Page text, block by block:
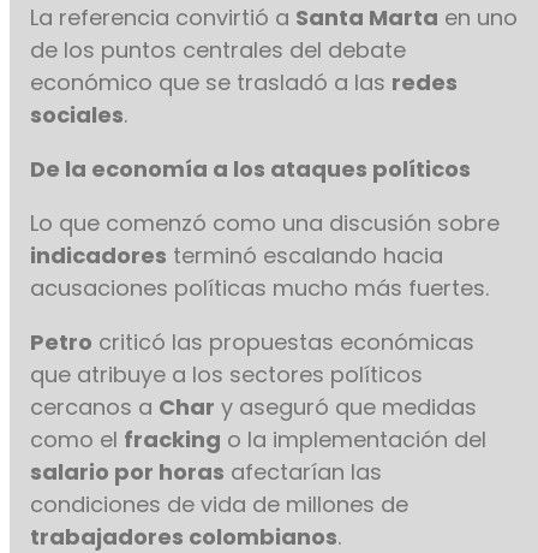
La referencia convirtió a Santa Marta en uno
de los puntos centrales del debate
económico que se trasladó a las redes
sociales.
De la economía a los ataques políticos
Lo que comenzó como una discusión sobre
indicadores terminó escalando hacia
acusaciones políticas mucho más fuertes.
Petro criticó las propuestas económicas
que atribuye a los sectores políticos
cercanos a Char y aseguró que medidas
como el fracking o la implementación del
salario por horas afectarían las
condiciones de vida de millones de
trabajadores colombianos.